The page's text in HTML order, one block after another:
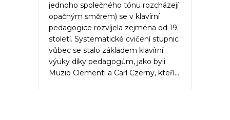
jednoho společného tónu rozcházejí
opačným směrem) se v klavírní
pedagogice rozvíjela zejména od 19.
století. Systematické cvičení stupnic
vůbec se stalo základem klavírní
výuky díky pedagogům, jako byli
Muzio Clementi a Carl Czerny, kteří…